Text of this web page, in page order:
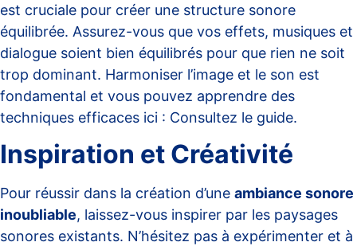
est cruciale pour créer une structure sonore
équilibrée. Assurez-vous que vos effets, musiques et
dialogue soient bien équilibrés pour que rien ne soit
trop dominant. Harmoniser l’image et le son est
fondamental et vous pouvez apprendre des
techniques efficaces ici : Consultez le guide.
Inspiration et Créativité
Pour réussir dans la création d’une ambiance sonore
inoubliable, laissez-vous inspirer par les paysages
sonores existants. N’hésitez pas à expérimenter et à